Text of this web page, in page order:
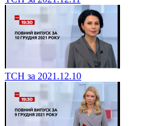
ТСН за 2021.12.10